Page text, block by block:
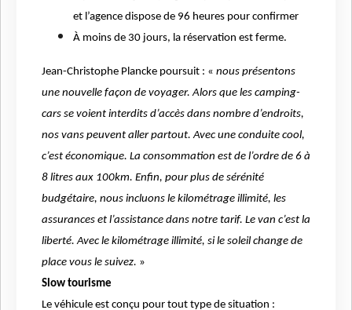
et l’agence dispose de 96 heures pour confirmer
À moins de 30 jours, la réservation est ferme.
Jean-Christophe Plancke poursuit : « nous présentons
une nouvelle façon de voyager. Alors que les camping-
cars se voient interdits d’accès dans nombre d’endroits,
nos vans peuvent aller partout. Avec une conduite cool,
c’est économique. La consommation est de l’ordre de 6 à
8 litres aux 100km. Enfin, pour plus de sérénité
budgétaire, nous incluons le kilométrage illimité, les
assurances et l’assistance dans notre tarif. Le van c’est la
liberté. Avec le kilométrage illimité, si le soleil change de
place vous le suivez. »
Slow tourisme
Le véhicule est conçu pour tout type de situation :